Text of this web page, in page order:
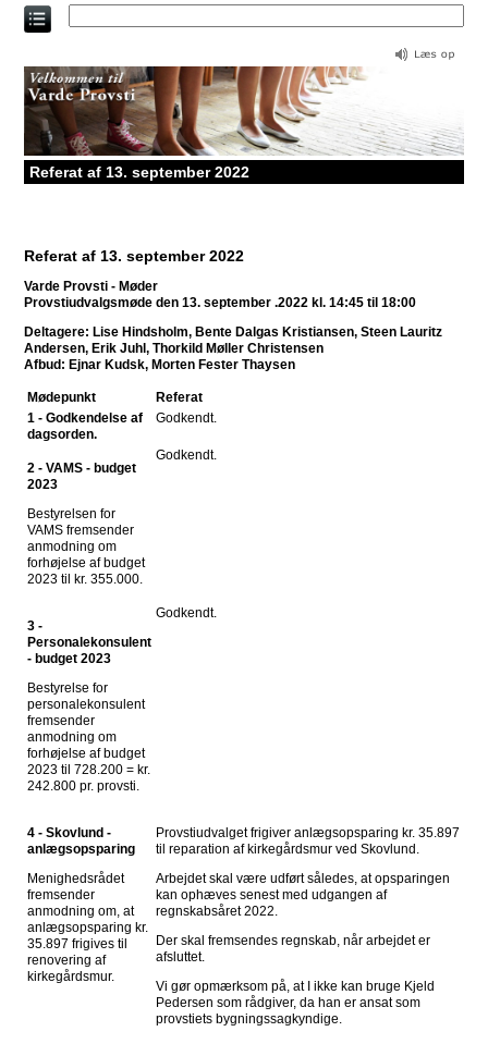
Direkte
til
Referat af 13. september 2022
Referat af 13. september 2022
Varde Provsti - Møder
Provstiudvalgsmøde den 13. september .2022 kl. 14:45 til 18:00
Deltagere: Lise Hindsholm, Bente Dalgas Kristiansen, Steen Lauritz
Andersen, Erik Juhl, Thorkild Møller Christensen
Afbud: Ejnar Kudsk, Morten Fester Thaysen
Mødepunkt
Referat
1 - Godkendelse af
dagsorden.
Godkendt.
2 - VAMS - budget
2023
Bestyrelsen for
VAMS fremsender
anmodning om
forhøjelse af budget
2023 til kr. 355.000.
Godkendt.
3 -
Personalekonsulent
- budget 2023
Bestyrelse for
personalekonsulent
fremsender
anmodning om
forhøjelse af budget
2023 til 728.200 = kr.
242.800 pr. provsti.
Godkendt.
4 - Skovlund -
anlægsopsparing
Menighedsrådet
fremsender
anmodning om, at
anlægsopsparing kr.
35.897 frigives til
renovering af
kirkegårdsmur.
Provstiudvalget frigiver anlægsopsparing kr. 35.897
til reparation af kirkegårdsmur ved Skovlund.
Arbejdet skal være udført således, at opsparingen
kan ophæves senest med udgangen af
regnskabsåret 2022.
Der skal fremsendes regnskab, når arbejdet er
afsluttet.
Vi gør opmærksom på, at I ikke kan bruge Kjeld
Pedersen som rådgiver, da han er ansat som
provstiets bygningssagkyndige.